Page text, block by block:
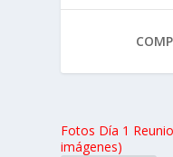
Fotos Día 1
imágenes)